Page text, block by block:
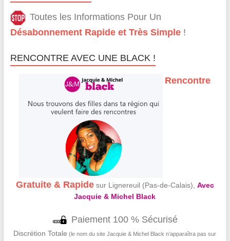
Toutes les Informations Pour Un
Désabonnement Rapide et Très Simple!
RENCONTRE AVEC UNE BLACK !
Rencontre
Gratuite & Rapidesur Lignereuil (Pas-de-Calais), Avec
Jacquie & Michel Black
Paiement 100 % Sécurisé
Discrétion Totale (le nom du site Jacquie & Michel Black n’apparaîtra pas sur